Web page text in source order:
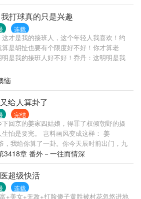
打球真的只是兴趣
连载
才是我的接班人，这个年轻人我喜欢！约
是胡扯也要有个限度好不好！你才算老
明是我的接班人好不好！乔丹：这明明是我
伙不会让我失望的！球迷：这小子真棒，
中得控卫之神！周垚：我才不要当什么控
来到NBA，就是要做最强得那一个，区区
如何能让他满足，也对不起自己的系统
恼
给人算卦了
完结
下回京的姜家四姑娘，得罪了权倾朝野的摄
生怕是要完。 岂料画风变成这样： 姜
，我给你算了一卦。你今天辰时前出门，九
劈。” 摄政王：……有何化解之法？ 姜
阴阳斋购一神器，可避大祸。 暗卫：……这
么？属下觉得您似乎又被坑了。 本王翩然风
盖可压？让你们看看，何谓头顶锅盖风轻
曰：四姑娘大字不识一个，半点文墨皆无，
3418章 番外－一往而情深
超级快活
连载
+美女+无敌+打脸傻子黄胜被村花忽悠进地